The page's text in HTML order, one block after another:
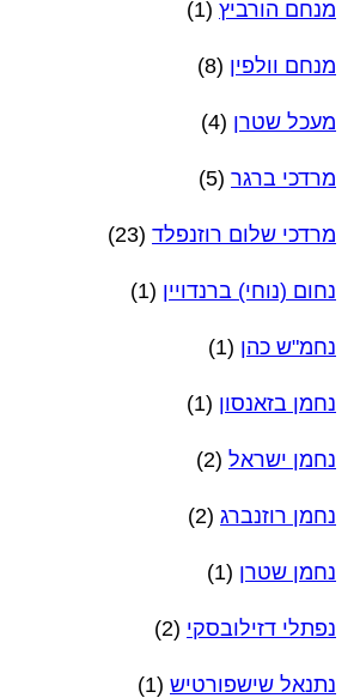
מנחם הורביץ (1)
מנחם וולפין (8)
מעכל שטרן (4)
מרדכי ברגר (5)
מרדכי שלום רוזנפלד (23)
נחום (נוחי) ברנדויין (1)
נחמ"ש כהן (1)
נחמן בזאנסון (1)
נחמן ישראל (2)
נחמן רוזנברג (2)
נחמן שטרן (1)
נפתלי דזילובסקי (2)
נתנאל שישפורטיש (1)